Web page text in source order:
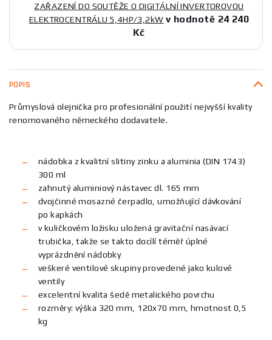
ZAŘAZENÍ DO SOUTĚŽE O DIGITÁLNÍ INVERTOROVOU
ELEKTROCENTRÁLU 5,4HP/3,2kW v hodnotě 24 240
Kč
POPIS
Průmyslová olejnička pro profesionální použití nejvyšší kvality
renomovaného německého dodavatele.
nádobka z kvalitní slitiny zinku a aluminia (DIN 1743)
300 ml
zahnutý aluminiový nástavec dl. 165 mm
dvojčinné mosazné čerpadlo, umožňující dávkování
po kapkách
v kuličkovém ložisku uložená gravitační nasávací
trubička, takže se takto docílí téměř úplné
vyprázdnění nádobky
veškeré ventilové skupiny provedené jako kulové
ventily
excelentní kvalita šedě metalického povrchu
rozměry: výška 320 mm, 120x70 mm, hmotnost 0,5
kg